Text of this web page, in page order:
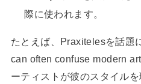
際に使われます。
たとえば、Praxitelesを話題
can often confuse modern
ーティストが彼のスタイル